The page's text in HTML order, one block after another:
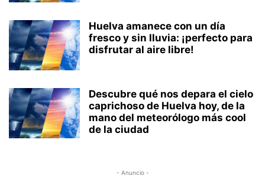
Huelva amanece con un día
fresco y sin lluvia: ¡perfecto para
disfrutar al aire libre!
Descubre qué nos depara el cielo
caprichoso de Huelva hoy, de la
mano del meteorólogo más cool
de la ciudad
- Anuncio -